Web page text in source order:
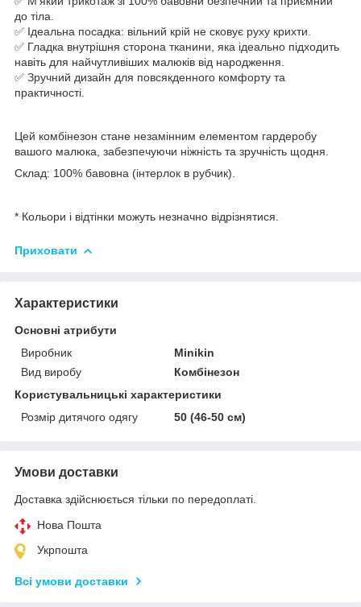
до тіла.
✅ Ідеальна посадка: вільний крій не сковує руху крихти.
✅ Гладка внутрішня сторона тканини, яка ідеально підходить
навіть для найчутливіших малюків від народження.
✅ Зручний дизайн для повсякденного комфорту та
практичності.
Цей комбінезон стане незамінним елементом гардеробу
вашого малюка, забезпечуючи ніжність та зручність щодня.
Склад: 100% бавовна (інтерлок в рубчик).
* Кольори і відтінки можуть незначно відрізнятися.
Приховати
Характеристики
Основні атрибути
Виробник
Minikin
Вид виробу
Комбінезон
Користувальницькі характеристики
Розмір дитячого одягу
50 (46-50 см)
Умови доставки
Доставка здійснюється тільки по передоплаті.
Нова Пошта
Укрпошта
Всі умови доставки